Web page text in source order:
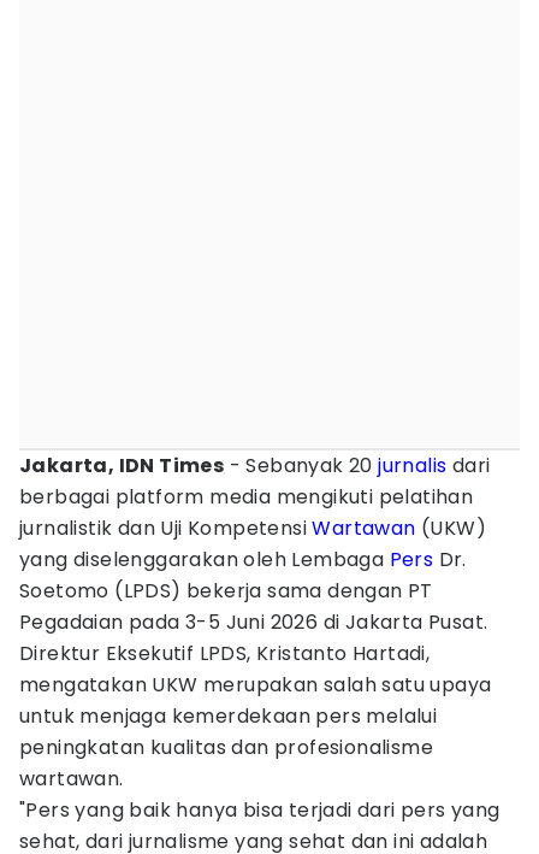
Jakarta, IDN Times - Sebanyak 20jurnalis dari
berbagai platform media mengikuti pelatihan
jurnalistik dan Uji KompetensiWartawan (UKW)
yang diselenggarakan oleh Lembaga Pers Dr.
Soetomo (LPDS) bekerja sama dengan PT
Pegadaian pada 3-5 Juni 2026 di Jakarta Pusat.
Direktur Eksekutif LPDS, Kristanto Hartadi,
mengatakan UKW merupakan salah satu upaya
untuk menjaga kemerdekaan pers melalui
peningkatan kualitas dan profesionalisme
wartawan.
"Pers yang baik hanya bisa terjadi dari pers yang
sehat, dari jurnalisme yang sehat dan ini adalah